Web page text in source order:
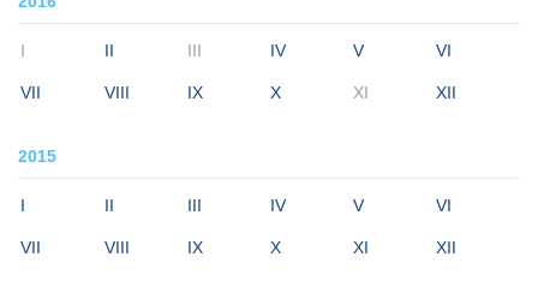
I II III IV V VI
VII VIII IX X XI XII
2015
I II III IV V VI
VII VIII IX X XI XII